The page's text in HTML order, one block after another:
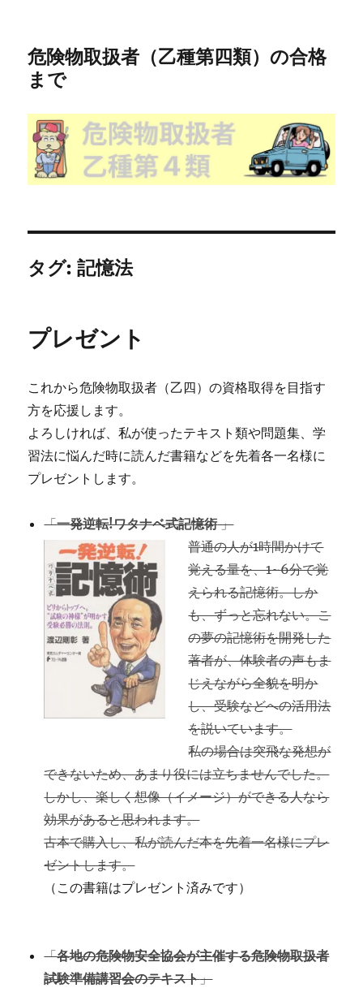
危険物取扱者（乙種第四類）の合格
まで
タグ:記憶法
プレゼント
これから危険物取扱者（乙四）の資格取得を目指す
方を応援します。
よろしければ、私が使ったテキスト類や問題集、学
習法に悩んだ時に読んだ書籍などを先着各一名様に
プレゼントします。
「一発逆転!ワタナベ式記憶術」
普通の人が1時間かけて
覚える量を、1~6分で覚
えられる記憶術。しか
も、ずっと忘れない。こ
の夢の記憶術を開発した
著者が、体験者の声もま
じえながら全貌を明か
し、受験などへの活用法
を説いています。
私の場合は突飛な発想が
できないため、あまり役には立ちませんでした。
しかし、楽しく想像（イメージ）ができる人なら
効果があると思われます。
古本で購入し、私が読んだ本を先着一名様にプレ
ゼントします。
（この書籍はプレゼント済みです）
「各地の危険物安全協会が主催する危険物取扱者
試験準備講習会のテキスト」